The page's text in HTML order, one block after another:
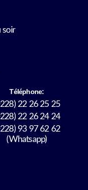
soir
Téléphone:
22 26 25 25
22 26 24 24
93 97 62 62
(Whatsapp)